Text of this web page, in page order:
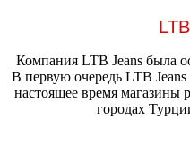
Компания LTB Jeans была
В первую очередь LTB
настоящее время магазины
городах